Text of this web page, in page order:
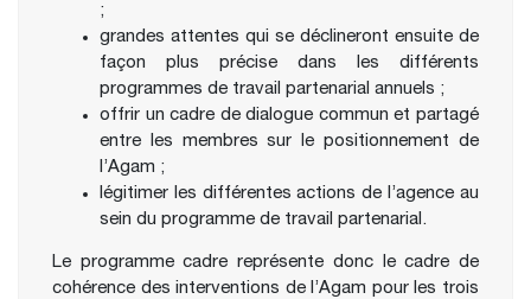
;
grandes attentes qui se déclineront ensuite de
façon plus précise dans les différents
programmes de travail partenarial annuels ;
offrir un cadre de dialogue commun et partagé
entre les membres sur le positionnement de
l’Agam ;
légitimer les différentes actions de l’agence au
sein du programme de travail partenarial.
Le programme cadre représente donc le cadre de
cohérence des interventions de l’Agam pour les trois